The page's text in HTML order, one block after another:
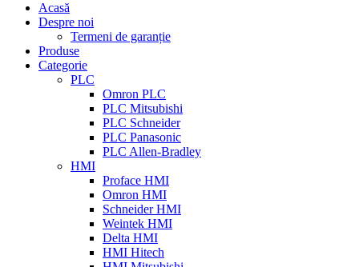
Acasă
Despre noi
Termeni de garanție
Produse
Categorie
PLC
Omron PLC
PLC Mitsubishi
PLC Schneider
PLC Panasonic
PLC Allen-Bradley
HMI
Proface HMI
Omron HMI
Schneider HMI
Weintek HMI
Delta HMI
HMI Hitech